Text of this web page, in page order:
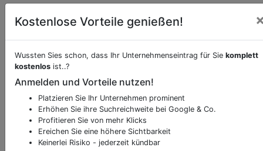
Sie möchten eine Beschreibung, Dienstleistung
oder andere relevante Informationen hinzufügen?
Klicken Sie bittehierum uns zu kontaktieren.
Gerne erweitern wir Ihren Firmeneintrag um
Kostenlose Vorteile genießen!
Wussten Sies schon, dass Ihr Unternehmenseintrag für Sie komplett
kostenlos ist..?
Anmelden und Vorteile nutzen!
Platzieren Sie Ihr Unternehmen prominent
Erhöhen Sie ihre Suchreichweite bei Google & Co.
Profitieren Sie von mehr Klicks
Ereichen Sie eine höhere Sichtbarkeit
Keinerlei Risiko - jederzeit kündbar